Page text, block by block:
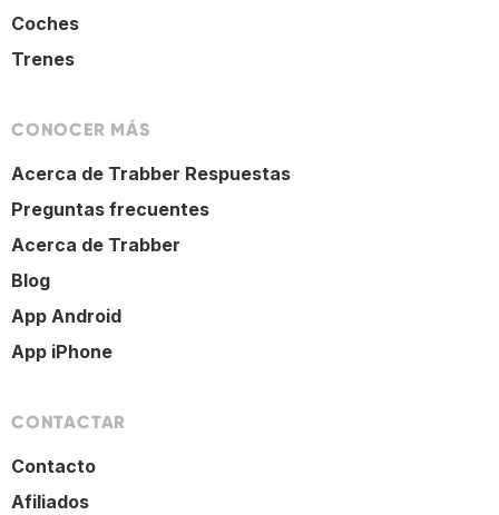
Coches
Trenes
CONOCER MÁS
Acerca de Trabber Respuestas
Preguntas frecuentes
Acerca de Trabber
Blog
App Android
App iPhone
CONTACTAR
Contacto
Afiliados